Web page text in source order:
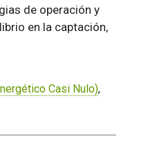
de operación y
en la captación,
Casi Nulo),